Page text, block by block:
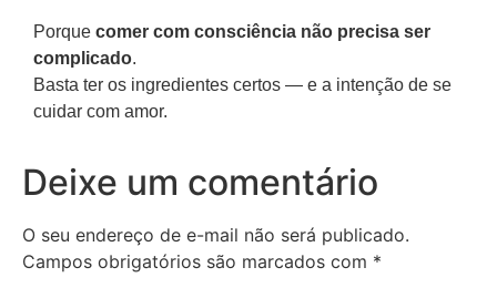
Porque comer com consciência não precisa ser
complicado.
Basta ter os ingredientes certos — e a intenção de se
cuidar com amor.
Deixe um comentário
O seu endereço de e-mail não será publicado.
Campos obrigatórios são marcados com *